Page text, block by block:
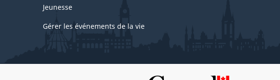
Jeunesse
Gérer les événements de la vie